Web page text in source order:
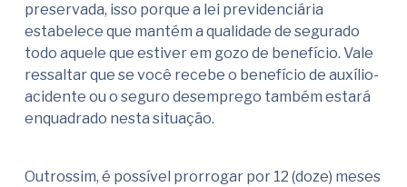
preservada, isso porque a lei previdenciária
estabelece que mantém a qualidade de segurado
todo aquele que estiver em gozo de benefício. Vale
ressaltar que se você recebe o benefício de auxílio-
acidente ou o seguro desemprego também estará
enquadrado nesta situação.
Outrossim, é possível prorrogar por 12 (doze) meses